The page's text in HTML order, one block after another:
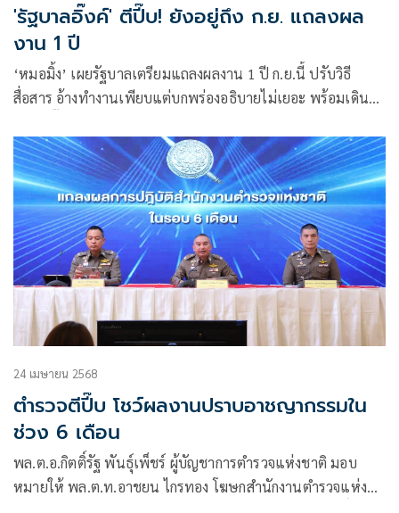
'รัฐบาลอิ๊งค์' ตีปี๊บ! ยังอยู่ถึง ก.ย. แถลงผล
งาน 1 ปี
‘หมอมิ้ง’ เผยรัฐบาลเตรียมแถลงผลงาน 1 ปี ก.ย.นี้ ปรับวิธี
สื่อสาร อ้างทำงานเพียบแต่บกพร่องอธิบายไม่เยอะ พร้อมเดิน
24 เมษายน 2568
ตำรวจตีปี๊บ โชว์ผลงานปราบอาชญากรรมใน
ช่วง 6 เดือน
พล.ต.อ.กิตติ์รัฐ พันธุ์เพ็ชร์ ผู้บัญชาการตำรวจแห่งชาติ มอบ
หมายให้ พล.ต.ท.อาชยน ไกรทอง โฆษกสำนักงานตำรวจแห่ง